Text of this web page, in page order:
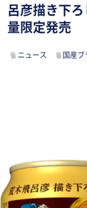
呂彦描き下
量限定発売
ニュース 国産ブ